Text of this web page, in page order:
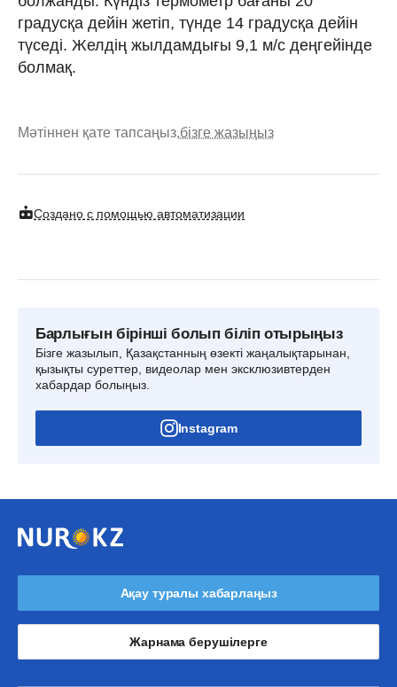
градусқа дейін жетіп, түнде 14 градусқа дейін
түседі. Желдің жылдамдығы 9,1 м/с деңгейінде
болмақ.
Мәтіннен қате тапсаңыз,бізге жазыңыз
Создано с помощью автоматизации
Барлығын бірінші болып біліп отырыңыз
Бізге жазылып, Қазақстанның өзекті жаңалықтарынан,
қызықты суреттер, видеолар мен эксклюзивтерден
хабардар болыңыз.
Instagram
Ақау туралы хабарлаңыз
Жарнама берушілерге